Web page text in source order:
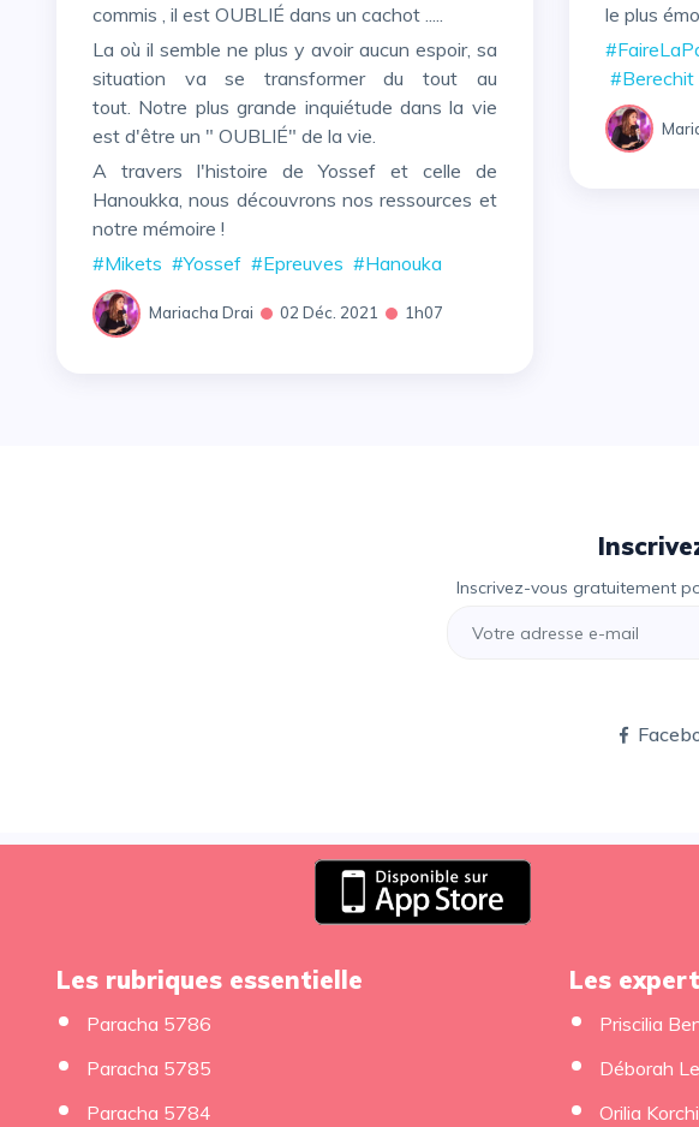
commis , il est OUBLIÉ dans un cachot .....
La où il semble ne plus y avoir aucun espoir, sa
situation va se transformer du tout au
tout. Notre plus grande inquiétude dans la vie
est d'être un " OUBLIÉ" de la vie.
A travers l'histoire de Yossef et celle de
Hanoukka, nous découvrons nos ressources et
notre mémoire !
#Mikets #Yossef #Epreuves #Hanouka
Mariacha Drai 02 Déc. 2021 1h07
le plus
#Berechit
Inscrivez-vous gratuitement
Les rubriques essentielle
Paracha 5786
Paracha 5785
Paracha 5784
Les
Priscilia
Déborah
Orilia